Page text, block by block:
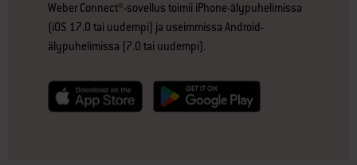
Weber Connect®-sovellus toimii iPhone-älypuhelimissa
(iOS 17.0 tai uudempi) ja useimmissa Android-
älypuhelimissa (7.0 tai uudempi).
null